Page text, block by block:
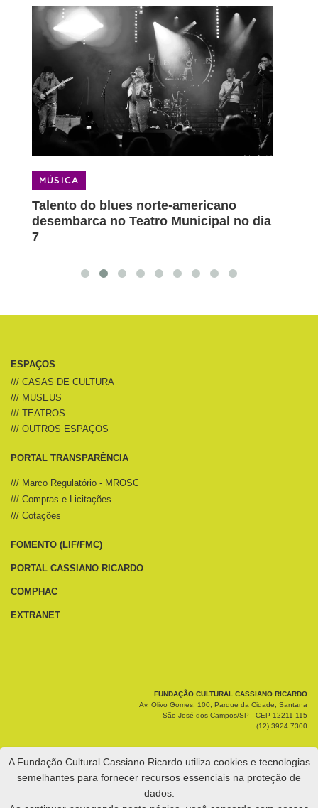
MÚSICA
Talento do blues norte-americano
desembarca no Teatro Municipal no dia
7
ESPAÇOS
/// CASAS DE CULTURA
/// MUSEUS
/// TEATROS
/// OUTROS ESPAÇOS
PORTAL TRANSPARÊNCIA
/// Marco Regulatório - MROSC
/// Compras e Licitações
/// Cotações
FOMENTO (LIF/FMC)
PORTAL CASSIANO RICARDO
COMPHAC
EXTRANET
FUNDAÇÃO CULTURAL CASSIANO RICARDO
Av. Olivo Gomes, 100, Parque da Cidade, Santana
São José dos Campos/SP - CEP 12211-115
(12) 3924.7300
A Fundação Cultural Cassiano Ricardo utiliza cookies e tecnologias
semelhantes para fornecer recursos essenciais na proteção de
dados.